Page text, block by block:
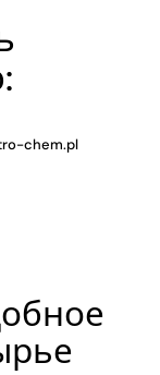
chem.pl